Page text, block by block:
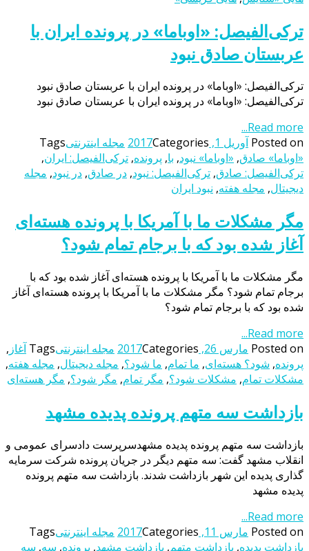
ترکی‌الفیصل: «اوباما» در پرونده ایران با
عربستان صادق نبود
ترکی‌الفیصل: «اوباما» در پرونده ایران با عربستان صادق نبود
ترکی‌الفیصل: «اوباما» در پرونده ایران با عربستان صادق نبود
Read more...
Posted on آوریل 1, 2017 Categories مجله اینترنتیTags
«اوباما» صادق, «اوباما» نبود, با, پرونده, ترکی‌الفیصل: ایران,
ترکی‌الفیصل: صادق, ترکی‌الفیصل: نبود, در صادق, در نبود, مجله
دیجیتال, مجله هفته, نبود ایران
مگر مشکلات ما با آمریکا با پرونده هسته‌ای
آغاز شده بود که با برجام تمام شود؟
مگر مشکلات ما با آمریکا با پرونده هسته‌ای آغاز شده بود که با
برجام تمام شود؟ مگر مشکلات ما با آمریکا با پرونده هسته‌ای آغاز
شده بود که با برجام تمام شود؟
Read more...
Posted on مارس 26, 2017 Categories مجله اینترنتیTags آغاز ,
پرونده, شود؟ هسته‌ای, ما تمام, ما شود؟, مجله دیجیتال, مجله هفته,
مشکلات تمام, مشکلات شود؟, مگر تمام, مگر شود؟, مگر هسته‌ای
بازداشت سه متهم پرونده پدیده مشهد
بازداشت سه متهم پرونده پدیده مشهدسرپرست دادسرای عمومی و
انقلاب مشهد گفت: سه متهم دیگر در جریان پرونده شرکت سرمایه
گذاری پدیده این شهر بازداشت شدند. بازداشت سه متهم پرونده
پدیده مشهد
Read more...
Posted on مارس 11, 2017 Categories مجله اینترنتیTags
بازداشت پدیده, بازداشت متهم, بازداشت مشهد, پرونده, سه, سه